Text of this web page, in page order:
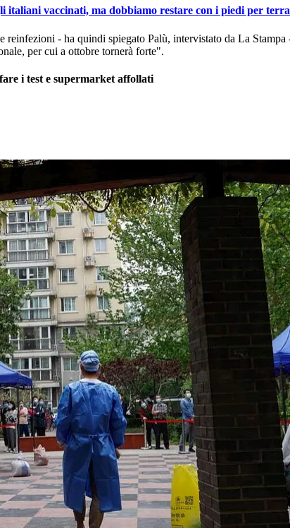
italiani vaccinati, ma dobbiamo restare con i piedi per
reinfezioni - ha quindi spiegato Palù, intervistato da La
per cui a ottobre tornerà forte".
i test e supermarket affollati